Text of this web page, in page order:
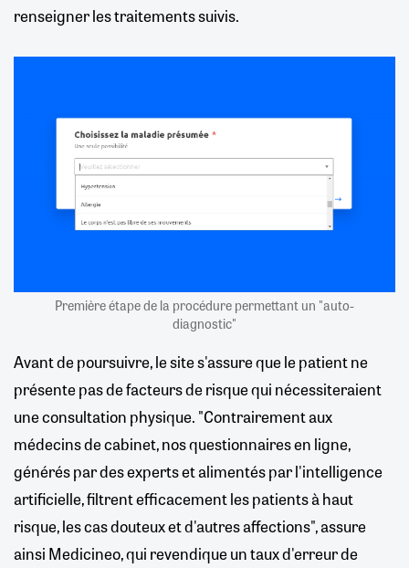
renseigner les traitements suivis.
Première étape de la procédure permettant un "auto-
diagnostic"
Avant de poursuivre, le site s'assure que le patient ne
présente pas de facteurs de risque qui nécessiteraient
une consultation physique. "Contrairement aux
médecins de cabinet, nos questionnaires en ligne,
générés par des experts et alimentés par l'intelligence
artificielle, filtrent efficacement les patients à haut
risque, les cas douteux et d'autres affections", assure
ainsi Medicineo, qui revendique un taux d'erreur de